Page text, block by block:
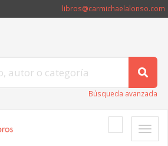
libros@carmichaelalonso.com
Búsqueda avanzada
Toggle